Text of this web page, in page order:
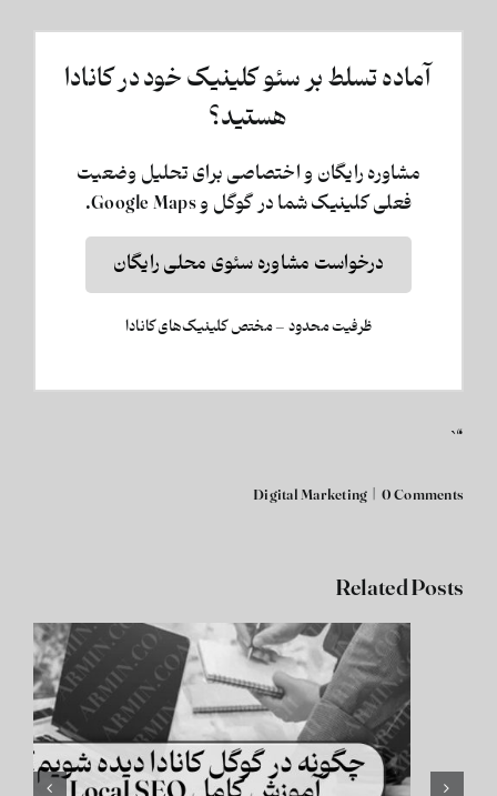
آماده تسلط بر سئو کلینیک خود در کانادا
هستید؟
مشاوره رایگان و اختصاصی برای تحلیل وضعیت
فعلی کلینیک شما در گوگل و Google Maps.
درخواست مشاوره سئوی محلی رایگان
ظرفیت محدود – مختص کلینیک‌های کانادا
“`
Digital Marketing | 0 Comments
Related Posts